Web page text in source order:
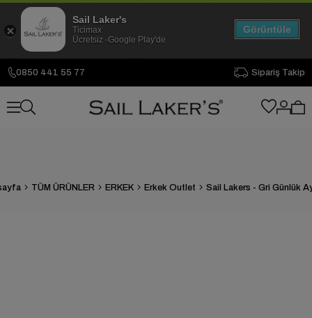
0850 441 55 77 Sipariş Takip
TÜM ÜRÜNLER ERKEK Erkek Outlet
Sail Laker's
Ticimax
Ücretsiz -Google Play'de
Görüntüle